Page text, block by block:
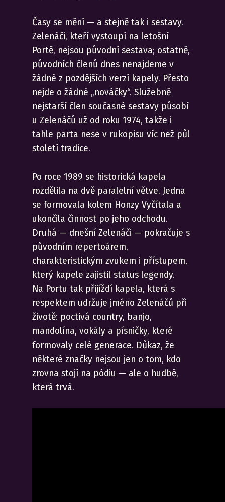
Časy se mění — a stejně tak i sestavy.
Zelenáči, kteří vystoupí na letošní
Portě, nejsou původní sestava; ostatně,
původních členů dnes nenajdeme v
žádné z pozdějších verzí kapely. Přesto
nejde o žádné „nováčky“. Služebně
nejstarší člen současné sestavy působí
u Zelenáčů už od roku 1974, takže i
tahle parta nese v rukopisu víc než půl
století tradice.
Po roce 1989 se historická kapela
rozdělila na dvě paralelní větve. Jedna
se formovala kolem Honzy Vyčítala a
ukončila činnost po jeho odchodu.
Druhá — dnešní Zelenáči — pokračuje s
původním repertoárem,
charakteristickým zvukem i přístupem,
který kapele zajistil status legendy.
Na Portu tak přijíždí kapela, která s
respektem udržuje jméno Zelenáčů při
životě: poctivá country, banjo,
mandolína, vokály a písničky, které
formovaly celé generace. Důkaz, že
některé značky nejsou jen o tom, kdo
zrovna stojí na pódiu — ale o hudbě,
která trvá.